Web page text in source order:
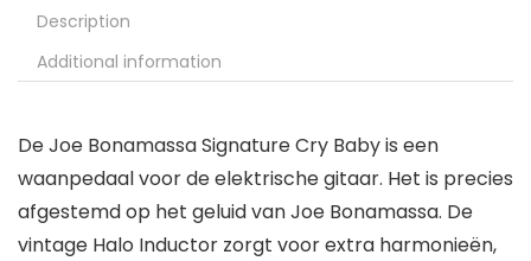
Description
Additional information
De Joe Bonamassa Signature Cry Baby is een
waanpedaal voor de elektrische gitaar. Het is precies
afgestemd op het geluid van Joe Bonamassa. De
vintage Halo Inductor zorgt voor extra harmonieën,